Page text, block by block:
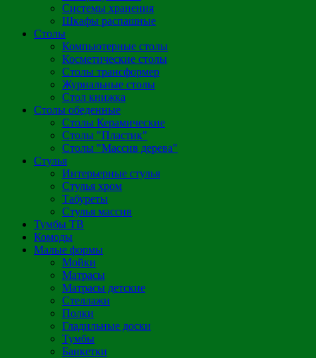
Системы хранения
Шкафы распашные
Столы
Компьютерные столы
Косметические столы
Столы трансформер
Журнальные столы
Стол книжка
Столы обеденные
Столы Керамические
Столы "Пластик"
Столы "Массив дерева"
Стулья
Интерьерные стулья
Стулья хром
Табуреты
Стулья массив
Тумбы ТВ
Комоды
Малые формы
Мойки
Матрасы
Матрасы детские
Стеллажи
Полки
Гладильные доски
Тумбы
Банкетки